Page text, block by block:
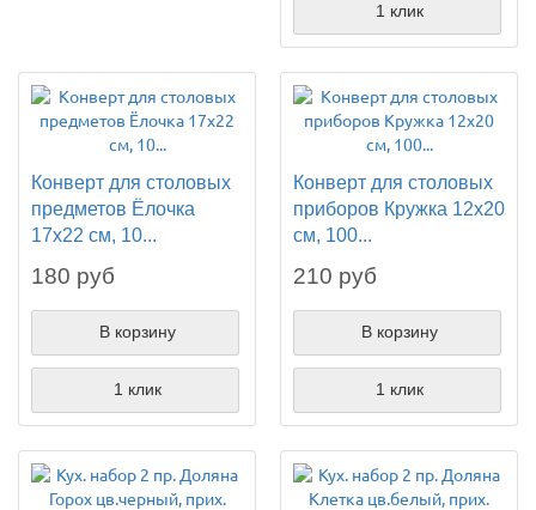
1 клик
Конверт для столовых
предметов Ёлочка
17х22 см, 10...
180 руб
В корзину
1 клик
Конверт для столовых
приборов Кружка 12х20
см, 100...
210 руб
В корзину
1 клик